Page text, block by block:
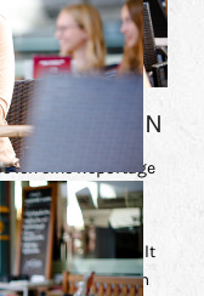
DIE GRÜNEN
ich eine Reportage
Bilder der
für die
gefällt
mit einem